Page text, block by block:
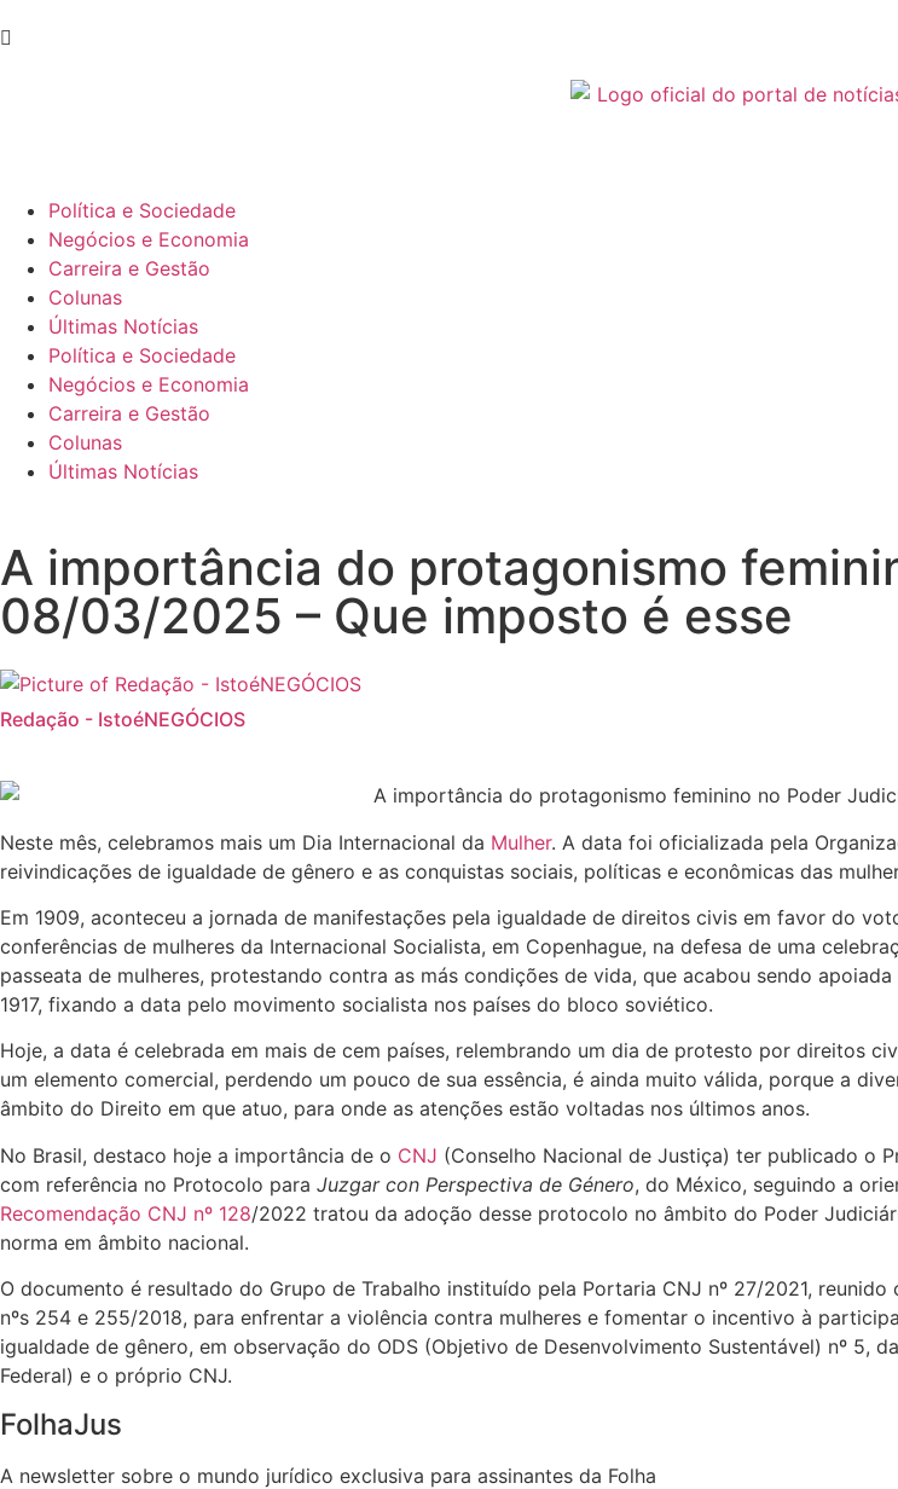
Política e Sociedade
Negócios e Economia
Carreira e Gestão
Colunas
Últimas Notícias
Política e Sociedade
Negócios e Economia
Carreira e Gestão
Colunas
Últimas Notícias
A importância do protagonismo
08/03/2025 – Que imposto é esse
Redação - IstoéNEGÓCIOS
Neste mês, celebramos mais um Dia Internacional da Mulher. A data foi oficializada pela
reivindicações de igualdade de gênero e as conquistas sociais, políticas e econômicas das
Em 1909, aconteceu a jornada de manifestações pela igualdade de direitos civis em favor do
conferências de mulheres da Internacional Socialista, em Copenhague, na defesa de uma
passeata de mulheres, protestando contra as más condições de vida, que acabou sendo
1917, fixando a data pelo movimento socialista nos países do bloco soviético.
Hoje, a data é celebrada em mais de cem países, relembrando um dia de protesto por direitos
um elemento comercial, perdendo um pouco de sua essência, é ainda muito válida, porque a
âmbito do Direito em que atuo, para onde as atenções estão voltadas nos últimos anos.
No Brasil, destaco hoje a importância de o CNJ (Conselho Nacional de Justiça) ter publicado o
com referência no Protocolo para Juzgar con Perspectiva de Género, do México, seguindo a
Recomendação CNJ nº 128/2022 tratou da adoção desse protocolo no âmbito do Poder
norma em âmbito nacional.
O documento é resultado do Grupo de Trabalho instituído pela Portaria CNJ nº 27/2021,
nºs 254 e 255/2018, para enfrentar a violência contra mulheres e fomentar o incentivo à
igualdade de gênero, em observação do ODS (Objetivo de Desenvolvimento Sustentável) nº 5,
Federal) e o próprio CNJ.
FolhaJus
A newsletter sobre o mundo jurídico exclusiva para assinantes da Folha